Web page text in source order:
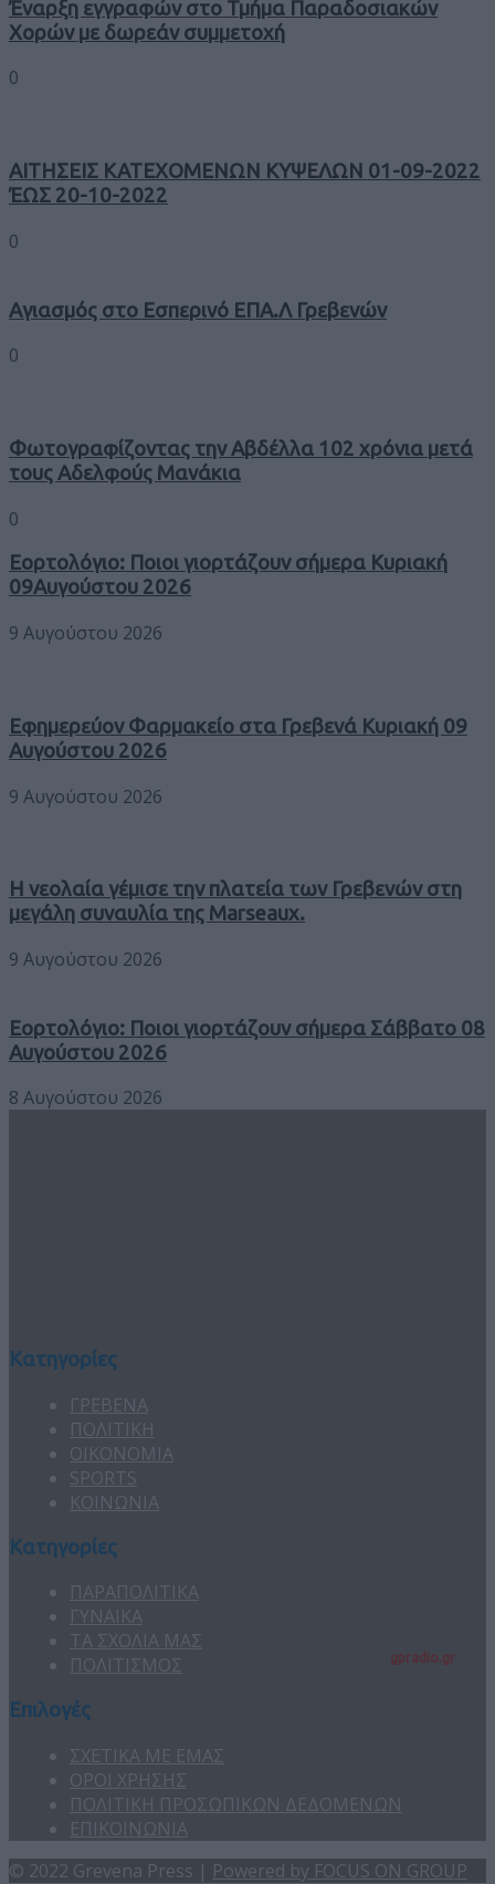
Έναρξη εγγραφών στο Τμήμα Παραδοσιακών
Χορών με δωρεάν συμμετοχή
0
ΑΙΤΗΣΕΙΣ ΚΑΤΕΧΟΜΕΝΩΝ ΚΥΨΕΛΩΝ 01-09-2022
ΈΩΣ 20-10-2022
0
Αγιασμός στο Εσπερινό ΕΠΑ.Λ Γρεβενών
0
Φωτογραφίζοντας την Αβδέλλα 102 χρόνια μετά
τους Αδελφούς Μανάκια
0
Εορτολόγιο: Ποιοι γιορτάζουν σήμερα Κυριακή
09Αυγούστου 2026
9 Αυγούστου 2026
Εφημερεύον Φαρμακείο στα Γρεβενά Κυριακή 09
Αυγούστου 2026
9 Αυγούστου 2026
Η νεολαία γέμισε την πλατεία των Γρεβενών στη
μεγάλη συναυλία της Marseaux.
9 Αυγούστου 2026
Εορτολόγιο: Ποιοι γιορτάζουν σήμερα Σάββατο 08
Αυγούστου 2026
8 Αυγούστου 2026
Κατηγορίες
ΓΡΕΒΕΝΑ
ΠΟΛΙΤΙΚΗ
ΟΙΚΟΝΟΜΙΑ
SPORTS
ΚΟΙΝΩΝΙΑ
Κατηγορίες
ΠΑΡΑΠΟΛΙΤΙΚΑ
ΓΥΝΑΙΚΑ
ΤΑ ΣΧΟΛΙΑ ΜΑΣ
ΠΟΛΙΤΙΣΜΟΣ
Επιλογές
ΣΧΕΤΙΚΑ ΜΕ ΕΜΑΣ
ΟΡΟΙ ΧΡΗΣΗΣ
ΠΟΛΙΤΙΚΗ ΠΡΟΣΩΠΙΚΩΝ ΔΕΔΟΜΕΝΩΝ
ΕΠΙΚΟΙΝΩΝΙΑ
© 2022 Grevena Press | Powered by FOCUS ON GROUP
gpradio.gr